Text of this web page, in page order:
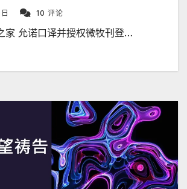
10 评论
家 允诺口译并授权微牧刊登…